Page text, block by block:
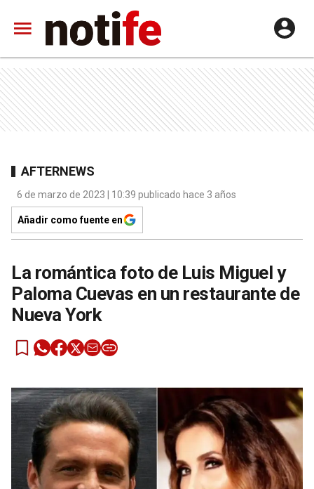
AFTERNEWS
6 de marzo de 2023 | 10:39 publicado hace 3 años
Añadir como fuente en
La romántica foto de Luis Miguel y
Paloma Cuevas en un restaurante de
Nueva York